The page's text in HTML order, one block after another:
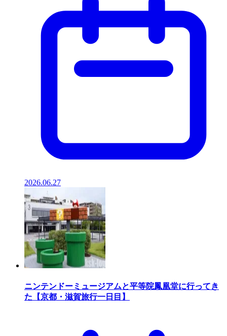
2026.06.27
ニンテンドーミュージアムと平等院鳳凰堂に行ってき
た【京都・滋賀旅行一日目】